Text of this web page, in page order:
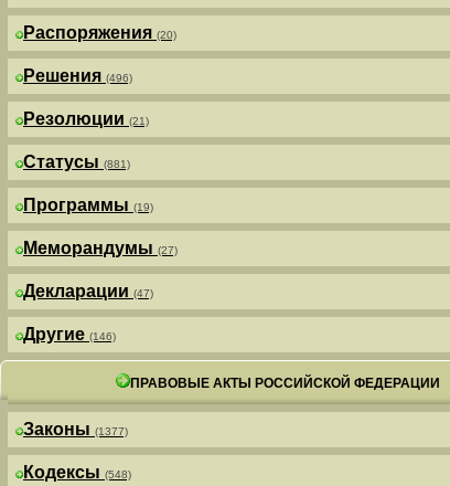
Распоряжения (20)
Решения (496)
Резолюции (21)
Статусы (881)
Программы (19)
Меморандумы (27)
Декларации (47)
Другие (146)
ПРАВОВЫЕ АКТЫ РОССИЙСКОЙ ФЕДЕРАЦИИ
Законы (1377)
Кодексы (548)